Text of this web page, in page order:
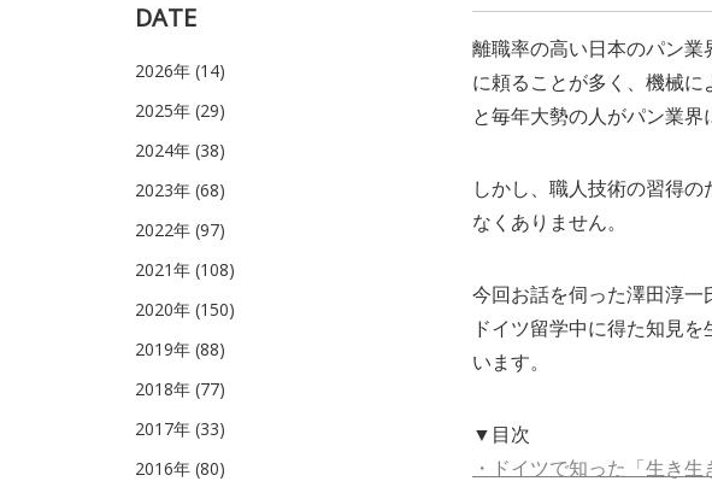
離職率の高い日本のパン
に頼ることが多く、機械に
と毎年大勢の人がパン業界
しかし、職人技術の習得
なくありません。
今回お話を伺った澤田淳一
ドイツ留学中に得た知見
います。
▼目次
・ドイツで知った「生き生
DATE
2026年 (14)
2025年 (29)
2024年 (38)
2023年 (68)
2022年 (97)
2021年 (108)
2020年 (150)
2019年 (88)
2018年 (77)
2017年 (33)
2016年 (80)